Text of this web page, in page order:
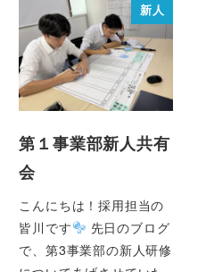
新人
第１事業部新人共有
会
こんにちは！採用担当の
皆川です
先日のブログ
で、第3事業部の新人研修